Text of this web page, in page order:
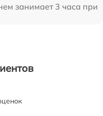
занимает 3 часа при